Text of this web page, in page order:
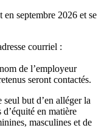
septembre 2026 et se
courriel :
de l’employeur
seront contactés.
but d’en alléger la
en matière
masculines et de